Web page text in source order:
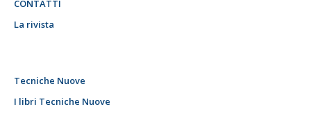
CONTATTI
La rivista
Tecniche Nuove
I libri Tecniche Nuove